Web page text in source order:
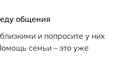
общения
и попросите у них
семьи – это уже